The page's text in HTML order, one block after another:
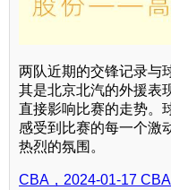
两队近期的交锋记录与
其是北京北汽的外援表
直接影响比赛的走势。
感受到比赛的每一个激
热烈的氛围。
CBA，2024-01-17